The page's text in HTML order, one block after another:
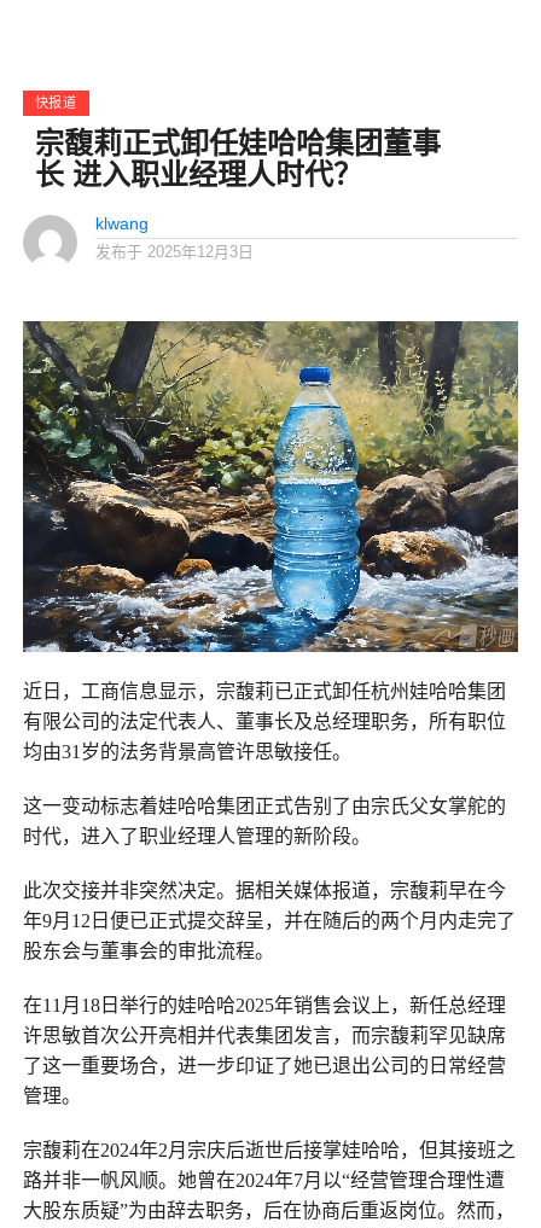
快报道
宗馥莉正式卸任娃哈哈集团董事
长 进入职业经理人时代？
klwang
发布于 2025年12月3日
近日，工商信息显示，宗馥莉已正式卸任杭州娃哈哈集团
有限公司的法定代表人、董事长及总经理职务，所有职位
均由31岁的法务背景高管许思敏接任。
这一变动标志着娃哈哈集团正式告别了由宗氏父女掌舵的
时代，进入了职业经理人管理的新阶段。
此次交接并非突然决定。据相关媒体报道，宗馥莉早在今
年9月12日便已正式提交辞呈，并在随后的两个月内走完了
股东会与董事会的审批流程。
在11月18日举行的娃哈哈2025年销售会议上，新任总经理
许思敏首次公开亮相并代表集团发言，而宗馥莉罕见缺席
了这一重要场合，进一步印证了她已退出公司的日常经营
管理。
宗馥莉在2024年2月宗庆后逝世后接掌娃哈哈，但其接班之
路并非一帆风顺。她曾在2024年7月以“经营管理合理性遭
大股东质疑”为由辞去职务，后在协商后重返岗位。然而，